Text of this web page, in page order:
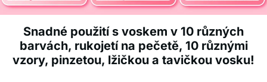
Snadné použití s voskem v 10 různých
barvách, rukojetí na pečetě, 10 různými
vzory, pinzetou, lžičkou a tavičkou vosku!